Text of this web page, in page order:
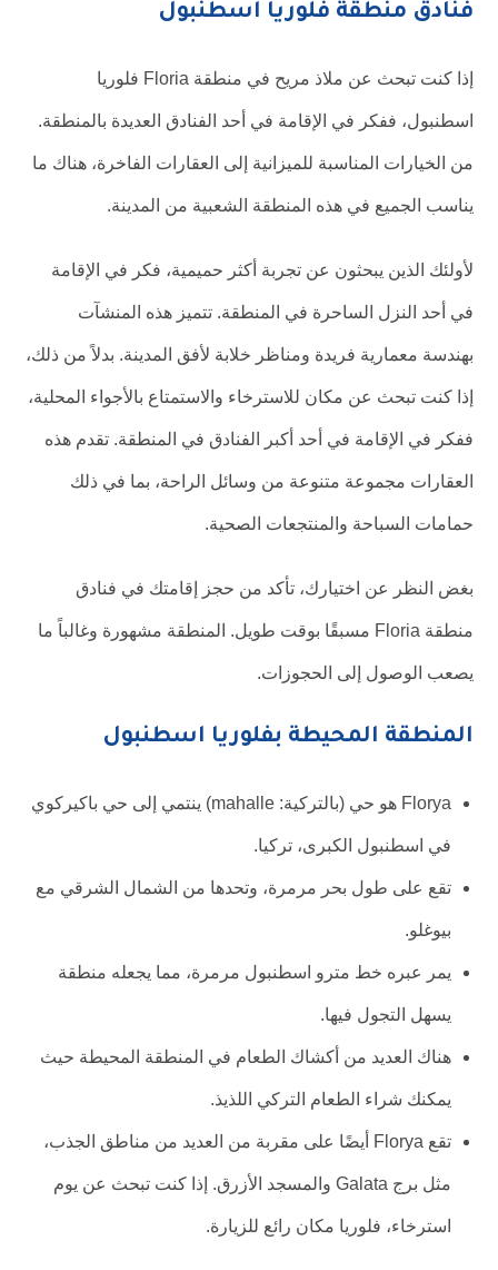
فنادق منطقة فلوريا اسطنبول
إذا كنت تبحث عن ملاذ مريح في منطقة Floria فلوريا
اسطنبول، ففكر في الإقامة في أحد الفنادق العديدة بالمنطقة.
من الخيارات المناسبة للميزانية إلى العقارات الفاخرة، هناك ما
يناسب الجميع في هذه المنطقة الشعبية من المدينة.
لأولئك الذين يبحثون عن تجربة أكثر حميمية، فكر في الإقامة
في أحد النزل الساحرة في المنطقة. تتميز هذه المنشآت
بهندسة معمارية فريدة ومناظر خلابة لأفق المدينة. بدلاً من ذلك،
إذا كنت تبحث عن مكان للاسترخاء والاستمتاع بالأجواء المحلية،
ففكر في الإقامة في أحد أكبر الفنادق في المنطقة. تقدم هذه
العقارات مجموعة متنوعة من وسائل الراحة، بما في ذلك
حمامات السباحة والمنتجعات الصحية.
بغض النظر عن اختيارك، تأكد من حجز إقامتك في فنادق
منطقة Floria مسبقًا بوقت طويل. المنطقة مشهورة وغالباً ما
يصعب الوصول إلى الحجوزات.
المنطقة المحيطة بفلوريا اسطنبول
Florya هو حي (بالتركية: mahalle) ينتمي إلى حي باكيركوي
في اسطنبول الكبرى، تركيا.
تقع على طول بحر مرمرة، وتحدها من الشمال الشرقي مع
بيوغلو.
يمر عبره خط مترو اسطنبول مرمرة، مما يجعله منطقة
يسهل التجول فيها.
هناك العديد من أكشاك الطعام في المنطقة المحيطة حيث
يمكنك شراء الطعام التركي اللذيذ.
تقع Florya أيضًا على مقربة من العديد من مناطق الجذب،
مثل برج Galata والمسجد الأزرق. إذا كنت تبحث عن يوم
استرخاء، فلوريا مكان رائع للزيارة.